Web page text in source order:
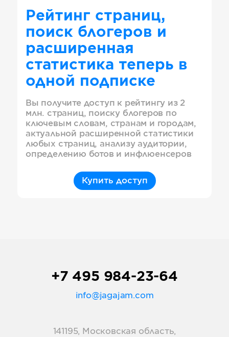
Рейтинг страниц,
поиск блогеров и
расширенная
статистика теперь в
одной подписке
Вы получите доступ к рейтингу из 2
млн. страниц, поиску блогеров по
ключевым словам, странам и городам,
актуальной расширенной статистики
любых страниц, анализу аудитории,
определению ботов и инфлюенсеров
Купить доступ
+7 495 984-23-64
info@jagajam.com
141195, Московская область,